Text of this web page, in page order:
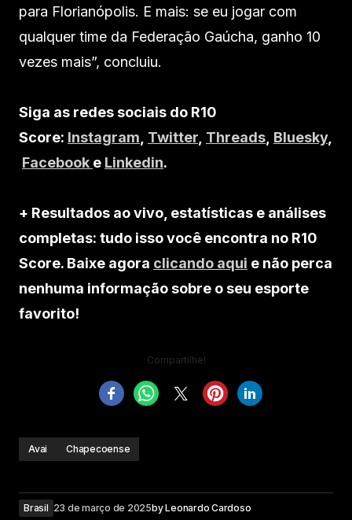
para Florianópolis. E mais: se eu jogar com
qualquer time da Federação Gaúcha, ganho 10
vezes mais”, concluiu.
Siga as redes sociais do R10
Score: Instagram, Twitter, Threads, Bluesky,
Facebook e Linkedin.
+ Resultados ao vivo, estatísticas e análises
completas: tudo isso você encontra no R10
Score. Baixe agora clicando aqui e não perca
nenhuma informação sobre o seu esporte
favorito!
Compartilhe!
Avai Chapecoense
Brasil 23 de março de 2025byLeonardo Cardoso